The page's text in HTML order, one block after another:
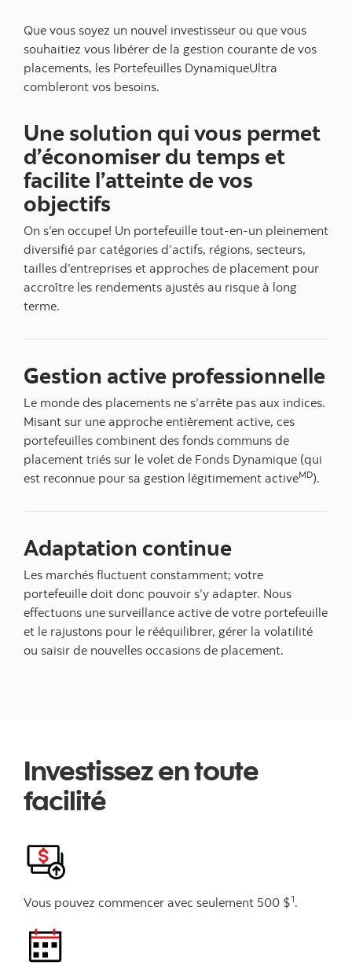
Que vous soyez un nouvel investisseur ou que vous
souhaitiez vous libérer de la gestion courante de vos
placements, les Portefeuilles DynamiqueUltra
combleront vos besoins.
Une solution qui vous permet
d’économiser du temps et
facilite l’atteinte de vos
objectifs
On s’en occupe! Un portefeuille tout-en-un pleinement
diversifié par catégories d’actifs, régions, secteurs,
tailles d’entreprises et approches de placement pour
accroître les rendements ajustés au risque à long
terme.
Gestion active professionnelle
Le monde des placements ne s’arrête pas aux indices.
Misant sur une approche entièrement active, ces
portefeuilles combinent des fonds communs de
placement triés sur le volet de Fonds Dynamique (qui
est reconnue pour sa gestion légitimement activeMD).
Adaptation continue
Les marchés fluctuent constamment; votre
portefeuille doit donc pouvoir s’y adapter. Nous
effectuons une surveillance active de votre portefeuille
et le rajustons pour le rééquilibrer, gérer la volatilité
ou saisir de nouvelles occasions de placement.
Investissez en toute
facilité
Vous pouvez commencer avec seulement 500 $1.